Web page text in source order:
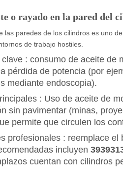
o rayado en la pared del
las paredes de los cilindros es uno
de trabajo hostiles.
: consumo de aceite de
pérdida de potencia (por
mediante endoscopia).
: Uso de aceite de
sin pavimentar (minas,
permite que circulen los
profesionales : reemplace el
incluyen
cuentan con cilindros